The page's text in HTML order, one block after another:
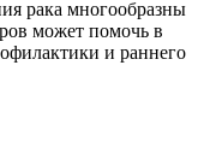
рака многообразны
может помочь в
и раннего